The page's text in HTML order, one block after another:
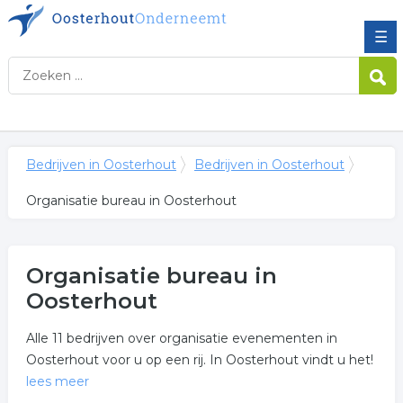
☰
Bedrijven in Oosterhout Bedrijven in Oosterhout
Organisatie bureau in Oosterhout
Organisatie bureau in
Oosterhout
Alle 11 bedrijven over organisatie evenementen in
Oosterhout voor u op een rij. In Oosterhout vindt u het!
lees meer